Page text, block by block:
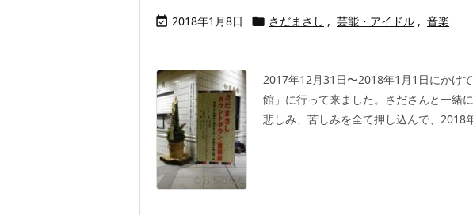
 2018年1月8日  さだまさし , 芸能・アイドル , 音楽
2017年12月31日〜2018年1月1日にかけ
館」に行って来ました。さださんと一緒
悲しみ、苦しみを全て押し込んで、2018